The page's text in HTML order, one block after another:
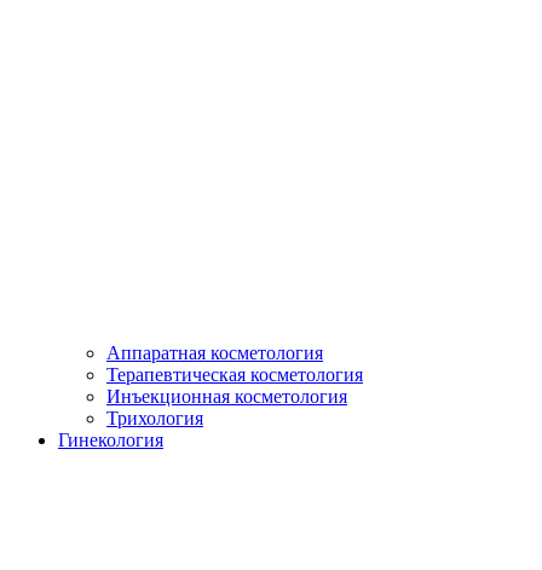
Аппаратная косметология
Терапевтическая косметология
Инъекционная косметология
Трихология
Гинекология